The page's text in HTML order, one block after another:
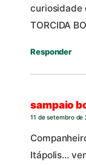
curiosidade
TORCIDA
Responder
sampaio
11 de setembro de
Itápolis…